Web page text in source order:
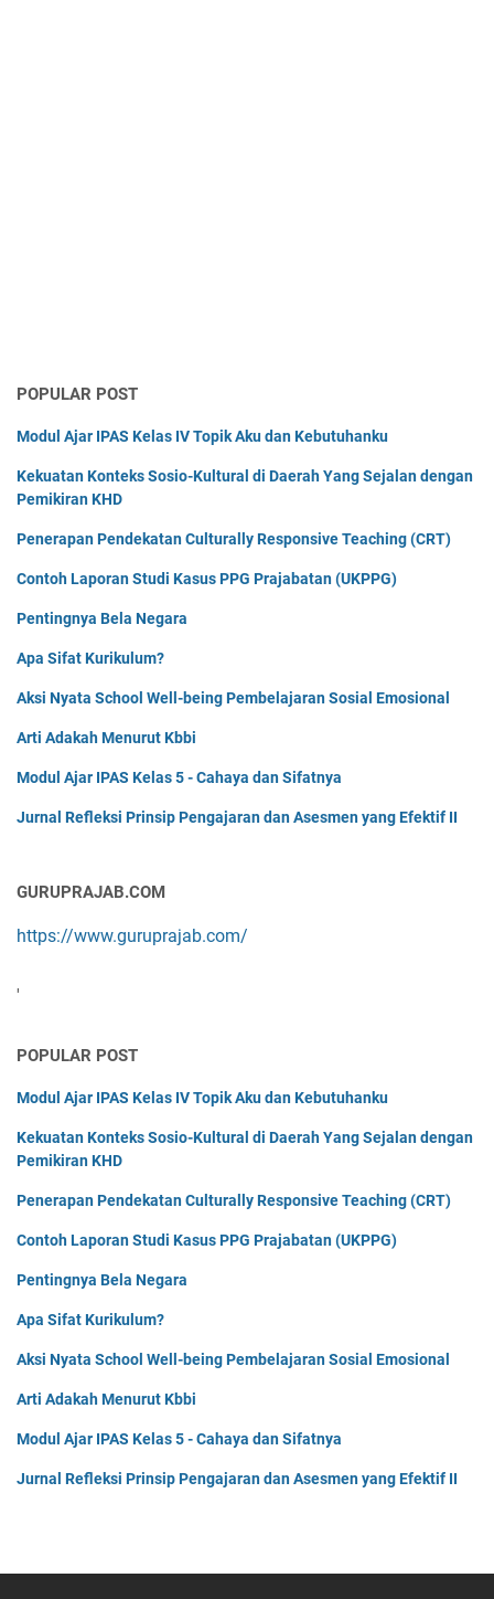
POPULAR POST
Modul Ajar IPAS Kelas IV Topik Aku dan Kebutuhanku
Kekuatan Konteks Sosio-Kultural di Daerah Yang Sejalan dengan
Pemikiran KHD
Penerapan Pendekatan Culturally Responsive Teaching (CRT)
Contoh Laporan Studi Kasus PPG Prajabatan (UKPPG)
Pentingnya Bela Negara
Apa Sifat Kurikulum?
Aksi Nyata School Well-being Pembelajaran Sosial Emosional
Arti Adakah Menurut Kbbi
Modul Ajar IPAS Kelas 5 - Cahaya dan Sifatnya
Jurnal Refleksi Prinsip Pengajaran dan Asesmen yang Efektif II
GURUPRAJAB.COM
https://www.guruprajab.com/
'
POPULAR POST
Modul Ajar IPAS Kelas IV Topik Aku dan Kebutuhanku
Kekuatan Konteks Sosio-Kultural di Daerah Yang Sejalan dengan
Pemikiran KHD
Penerapan Pendekatan Culturally Responsive Teaching (CRT)
Contoh Laporan Studi Kasus PPG Prajabatan (UKPPG)
Pentingnya Bela Negara
Apa Sifat Kurikulum?
Aksi Nyata School Well-being Pembelajaran Sosial Emosional
Arti Adakah Menurut Kbbi
Modul Ajar IPAS Kelas 5 - Cahaya dan Sifatnya
Jurnal Refleksi Prinsip Pengajaran dan Asesmen yang Efektif II